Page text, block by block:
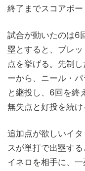
終了までスコアボー
試合が動いたのは6
塁とすると、ブレ
点を挙げる。先制
ーから、ニール・
と継投し、6回を終
無失点と好投を続け
追加点が欲しいイ
スが単打で出塁す
イネロを相手に、